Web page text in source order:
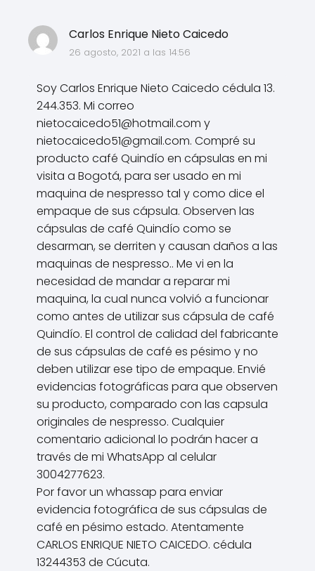
Carlos Enrique Nieto Caicedo
26 agosto, 2021 a las 14:56
Soy Carlos Enrique Nieto Caicedo cédula 13.
244.353. Mi correo
nietocaicedo51@hotmail.com y
nietocaicedo51@gmail.com. Compré su
producto café Quindío en cápsulas en mi
visita a Bogotá, para ser usado en mi
maquina de nespresso tal y como dice el
empaque de sus cápsula. Observen las
cápsulas de café Quindío como se
desarman, se derriten y causan daños a las
maquinas de nespresso.. Me vi en la
necesidad de mandar a reparar mi
maquina, la cual nunca volvió a funcionar
como antes de utilizar sus cápsula de café
Quindío. El control de calidad del fabricante
de sus cápsulas de café es pésimo y no
deben utilizar ese tipo de empaque. Envié
evidencias fotográficas para que observen
su producto, comparado con las capsula
originales de nespresso. Cualquier
comentario adicional lo podrán hacer a
través de mi WhatsApp al celular
3004277623.
Por favor un whassap para enviar
evidencia fotográfica de sus cápsulas de
café en pésimo estado. Atentamente
CARLOS ENRIQUE NIETO CAICEDO. cédula
13244353 de Cúcuta.